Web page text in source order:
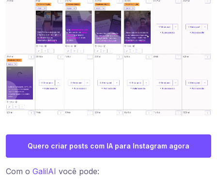
Quero criar posts com IA para Instagram agora
Com o GalilAI você pode: